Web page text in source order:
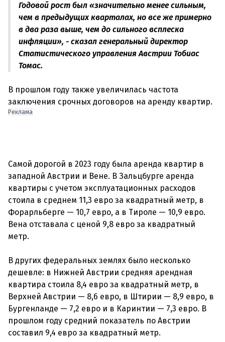
Годовой рост был «значительно менее сильным,
чем в предыдущих кварталах, но все же примерно
в два раза выше, чем до сильного всплеска
инфляции», - сказал генеральный директор
Статистического управления Австрии Тобиас
Томас.
В прошлом году также увеличилась частота
Реклама
Самой дорогой в 2023 году была аренда квартир в
западной Австрии и Вене. В Зальцбурге аренда
квартиры с учетом эксплуатационных расходов
стоила в среднем 11,3 евро за квадратный метр, в
Форарльберге — 10,7 евро, а в Тироле — 10,9 евро.
Вена отставала с ценой 9,8 евро за квадратный
метр.
В других федеральных землях было несколько
дешевле: в Нижней Австрии средняя арендная
квартира стоила 8,4 евро за квадратный метр, в
Верхней Австрии — 8,6 евро, в Штирии — 8,9 евро, в
Бургенланде — 7,2 евро и в Каринтии — 7,3 евро. В
прошлом году средний показатель по Австрии